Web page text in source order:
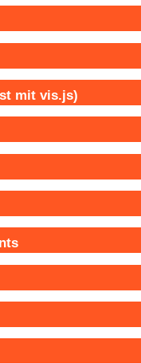
mit vis.js)